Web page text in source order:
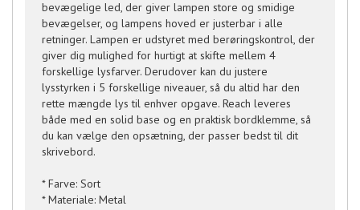
bevægelige led, der giver lampen store og smidige
bevægelser, og lampens hoved er justerbar i alle
retninger. Lampen er udstyret med berøringskontrol, der
giver dig mulighed for hurtigt at skifte mellem 4
forskellige lysfarver. Derudover kan du justere
lysstyrken i 5 forskellige niveauer, så du altid har den
rette mængde lys til enhver opgave. Reach leveres
både med en solid base og en praktisk bordklemme, så
du kan vælge den opsætning, der passer bedst til dit
skrivebord.
* Farve: Sort
* Materiale: Metal